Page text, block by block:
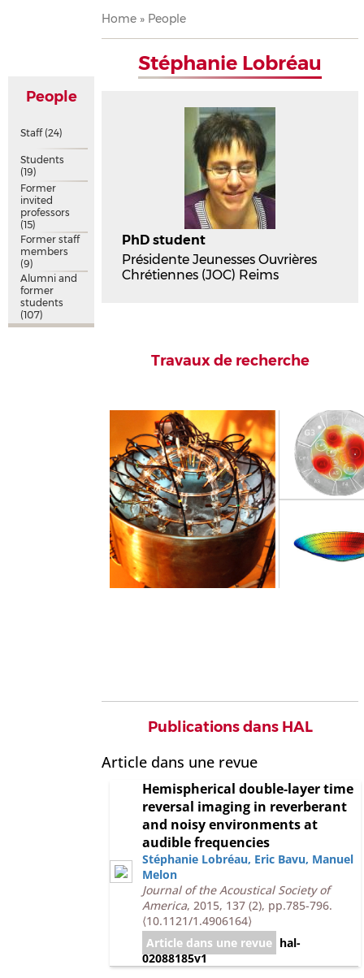
Breadcrumb
Home People
Stéphanie Lobréau
PhD student
Présidente Jeunesses Ouvrières
Chrétiennes (JOC) Reims
Travaux de recherche
Publications dans HAL
Article dans une revue
Hemispherical double-layer time
reversal imaging in reverberant
and noisy environments at
audible frequencies
Stéphanie Lobréau, Eric Bavu, Manuel
Melon
Journal of the Acoustical Society of
America, 2015, 137 (2), pp.785-796.
⟨10.1121/1.4906164⟩
Article dans une revue hal-
02088185v1
People
Staff (24)
Students
(19)
Former
invited
professors
(15)
Former staff
members
(9)
Alumni and
former
students
(107)